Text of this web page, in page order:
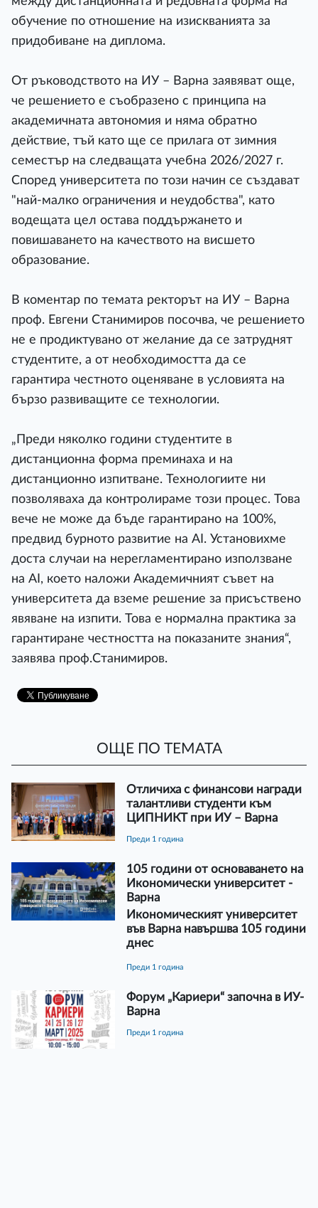
обучение по отношение на изискванията за
придобиване на диплома.
От ръководството на ИУ – Варна заявяват още,
че решението е съобразено с принципа на
академичната автономия и няма обратно
действие, тъй като ще се прилага от зимния
семестър на следващата учебна 2026/2027 г.
Според университета по този начин се създават
"най-малко ограничения и неудобства", като
водещата цел остава поддържането и
повишаването на качеството на висшето
образование.
В коментар по темата ректорът на ИУ – Варна
проф. Евгени Станимиров посочва, че решението
не е продиктувано от желание да се затруднят
студентите, а от необходимостта да се
гарантира честното оценяване в условията на
бързо развиващите се технологии.
„Преди няколко години студентите в
дистанционна форма преминаха и на
дистанционно изпитване. Технологиите ни
позволяваха да контролираме този процес. Това
вече не може да бъде гарантирано на 100%,
предвид бурното развитие на AI. Установихме
доста случаи на нерегламентирано използване
на AI, което наложи Академичният съвет на
университета да вземе решение за присъствено
явяване на изпити. Това е нормална практика за
гарантиране честността на показаните знания“,
заявява проф.Станимиров.
ОЩЕ ПО ТЕМАТА
Отличиха с финансови награди
талантливи студенти към
ЦИПНИКТ при ИУ – Варна
преди 1 година
105 години от основаването на
Икономически университет -
Варна
Икономическият университет
във Варна навършва 105 години
днес
преди 1 година
Форум „Кариери“ започна в ИУ-
Варна
преди 1 година